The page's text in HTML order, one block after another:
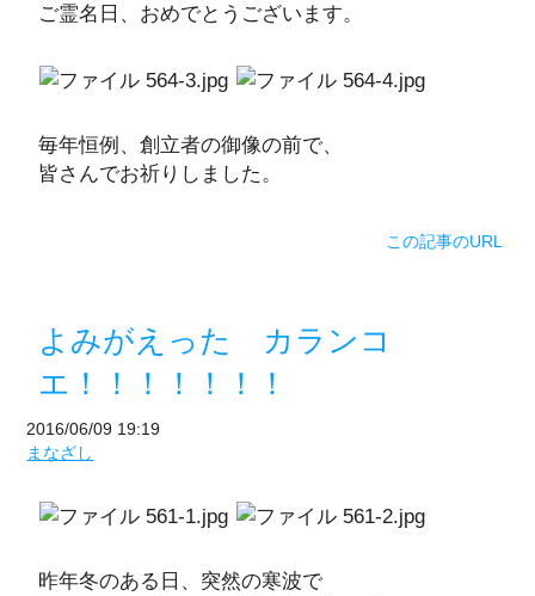
ご霊名日、おめでとうございます。
毎年恒例、創立者の御像の前で、
皆さんでお祈りしました。
この記事のURL
よみがえった カランコ
エ！！！！！！！
2016/06/09 19:19
まなざし
昨年冬のある日、突然の寒波で